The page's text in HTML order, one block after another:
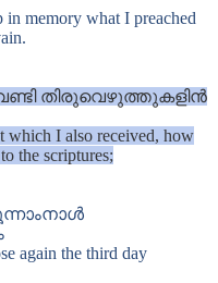
memory what I preached
തിരുവെഴുത്തുകളിൻ
which I also received, how
the scriptures;
again the third day